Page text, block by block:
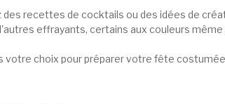
des recettes de cocktails ou des idées de
effrayants, certains aux couleurs même
votre choix pour préparer votre fête